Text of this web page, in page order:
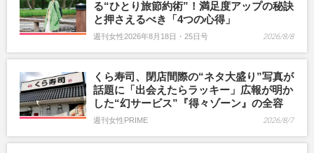
る“ひとり旅節約術”！満足度アップの秘訣
と押さえるべき「4つの心得」
週刊女性2026年8月18日・25日号 2026/8/8
くら寿司、閉店間際の“ネタ大盛り”写真が
話題に「出会えたらラッキー」広報が明か
した“幻サービス”『得々ゾーン』の全容
週刊女性PRIME 2026/8/7